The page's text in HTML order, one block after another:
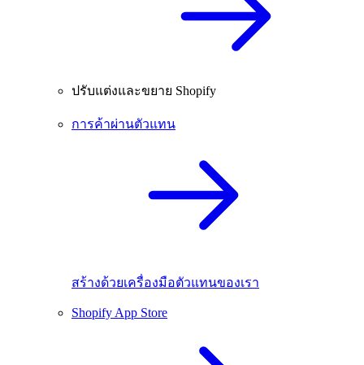
ปรับแต่งและขยาย Shopify
การค้าผ่านตัวแทน
สร้างด้วยเครื่องมือตัวแทนของเรา
Shopify App Store